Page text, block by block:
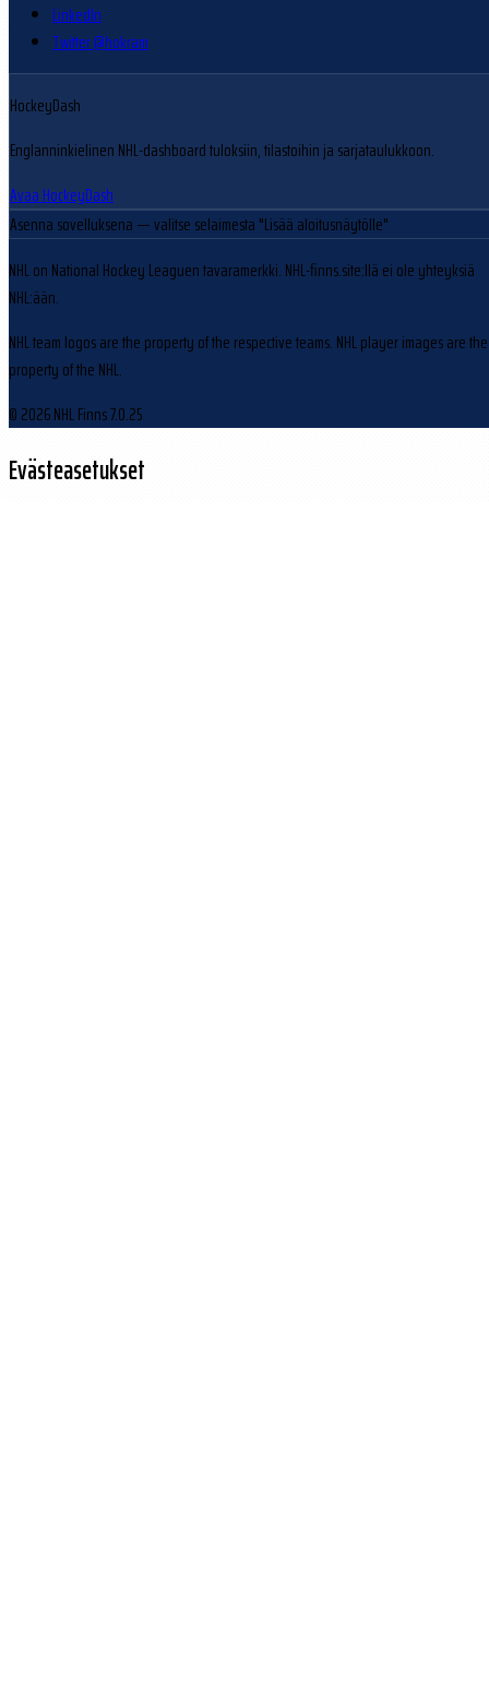
LinkedIn
Twitter @hokram
HockeyDash
Englanninkielinen NHL-dashboard tuloksiin, tilastoihin ja sarjataulukkoon.
Avaa HockeyDash
Asenna sovelluksena — valitse selaimesta "Lisää aloitusnäytölle"
NHL on National Hockey Leaguen tavaramerkki. NHL-finns.site:llä ei ole yhteyksiä
NHL:ään.
NHL team logos are the property of the respective teams. NHL player images are the
property of the NHL.
© 2026 NHL Finns7.0.25
Evästeasetukset